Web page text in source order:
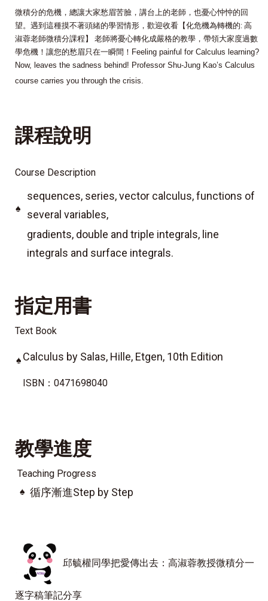
微積分的危機，總讓大家愁眉苦臉，講台上的老師，也憂心忡忡的回
望。遇到這種摸不著頭緒的學習情形，歡迎收看【化危機為轉機的: 高
淑蓉老師微積分課程】 老師將憂心轉化成嚴格的教學，帶領大家度過數
學危機！讓您的愁眉只在一瞬間！ Feeling painful for Calculus learning?
Now, leaves the sadness behind! Professor Shu-Jung Kao’s Calculus
course carries you through the crisis.
課程說明
Course Description
♠
sequences, series, vector calculus, functions of
several variables,
gradients, double and triple integrals, line
integrals and surface integrals.
指定用書
Text Book
♠ Calculus by Salas, Hille, Etgen, 10th Edition
ISBN：0471698040
教學進度
Teaching Progress
♠ 循序漸進Step by Step
邱毓權同學把愛傳出去：高淑蓉教授微積分一
逐字稿筆記分享